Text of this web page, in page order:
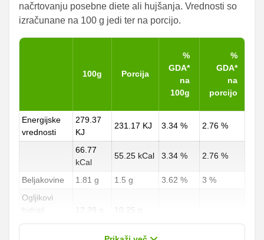
načrtovanju posebne diete ali hujšanja. Vrednosti so
izračunane na 100 g jedi ter na porcijo.
100g Porcija
%
GDA*
na
100g
%
GDA*
na
porcijo
Energijske
vrednosti
279.37
KJ
231.17 KJ 3.34 % 2.76 %
66.77
kCal
55.25 kCal 3.34 % 2.76 %
Beljakovine 1.81 g 1.5 g 3.62 %
3 %
Ogljikovi
hidrati
12.39 g 10.25 g
2.25 g
4.59 %
3.8 %